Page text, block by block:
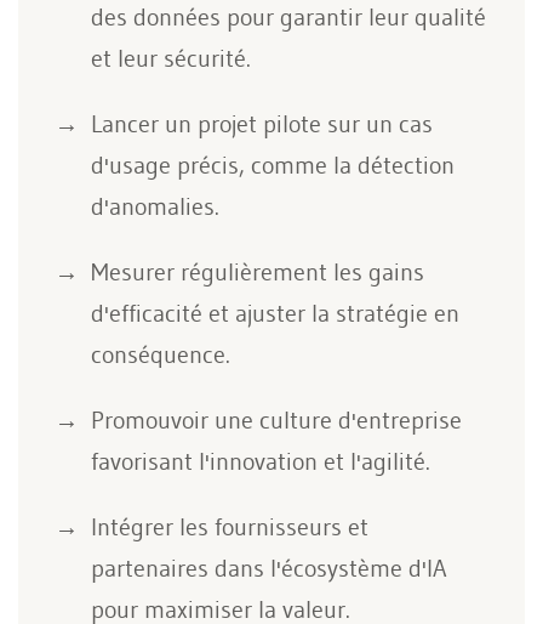
des données pour garantir leur qualité
et leur sécurité.
Lancer un projet pilote sur un cas
d'usage précis, comme la détection
d'anomalies.
Mesurer régulièrement les gains
d'efficacité et ajuster la stratégie en
conséquence.
Promouvoir une culture d'entreprise
favorisant l'innovation et l'agilité.
Intégrer les fournisseurs et
partenaires dans l'écosystème d'IA
pour maximiser la valeur.